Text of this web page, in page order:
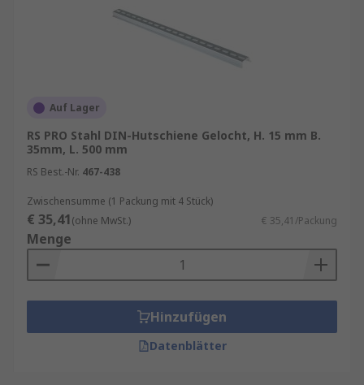
Auf Lager
RS PRO Stahl DIN-Hutschiene Gelocht, H. 15 mm B.
35mm, L. 500 mm
RS Best.-Nr. 467-438
Zwischensumme (1 Packung mit 4 Stück)
€ 35,41(ohne MwSt.) € 35,41/Packung
Menge
Hinzufügen
Datenblätter